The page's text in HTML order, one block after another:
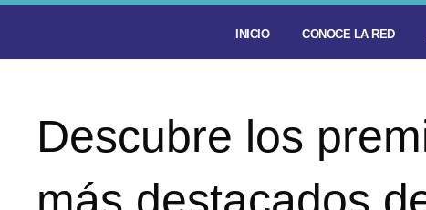
INICIO CONOCE LA RED
Descubre los